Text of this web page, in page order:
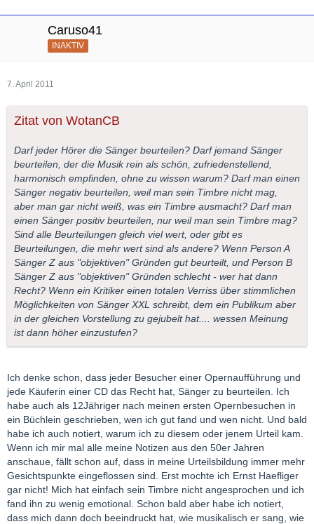
Caruso41
INAKTIV
7. April 2011
Zitat von WotanCB
Darf jeder Hörer die Sänger beurteilen? Darf jemand Sänger
beurteilen, der die Musik rein als schön, zufriedenstellend,
harmonisch empfinden, ohne zu wissen warum? Darf man einen
Sänger negativ beurteilen, weil man sein Timbre nicht mag,
aber man gar nicht weiß, was ein Timbre ausmacht? Darf man
einen Sänger positiv beurteilen, nur weil man sein Timbre mag?
Sind alle Beurteilungen gleich viel wert, oder gibt es
Beurteilungen, die mehr wert sind als andere? Wenn Person A
Sänger Z aus "objektiven" Gründen gut beurteilt, und Person B
Sänger Z aus "objektiven" Gründen schlecht - wer hat dann
Recht? Wenn ein Kritiker einen totalen Verriss über stimmlichen
Möglichkeiten von Sänger XXL schreibt, dem ein Publikum aber
in der gleichen Vorstellung zu gejubelt hat.... wessen Meinung
ist dann höher einzustufen?
Ich denke schon, dass jeder Besucher einer Opernaufführung und
jede Käuferin einer CD das Recht hat, Sänger zu beurteilen. Ich
habe auch als 12Jähriger nach meinen ersten Opernbesuchen in
ein Büchlein geschrieben, wen ich gut fand und wen nicht. Und bald
habe ich auch notiert, warum ich zu diesem oder jenem Urteil kam.
Wenn ich mir mal alle meine Notizen aus den 50er Jahren
anschaue, fällt schon auf, dass in meine Urteilsbildung immer mehr
Gesichtspunkte eingeflossen sind. Erst mochte ich Ernst Haefliger
gar nicht! Mich hat einfach sein Timbre nicht angesprochen und ich
fand ihn zu wenig emotional. Schon bald aber habe ich notiert,
dass mich dann doch beeindruckt hat, wie musikalisch er sang, wie